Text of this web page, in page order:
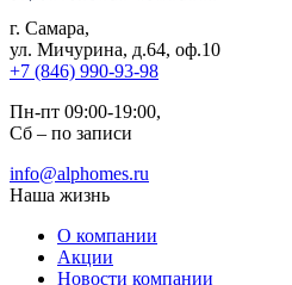
г. Самара,
ул. Мичурина, д.64, оф.10
+7 (846) 990-93-98
Пн-пт 09:00-19:00,
Сб – по записи
info@alphomes.ru
Наша жизнь
О компании
Акции
Новости компании